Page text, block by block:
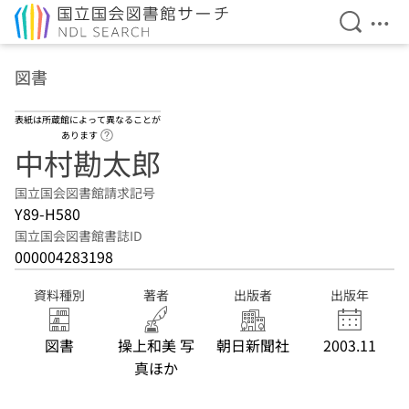
検索を
メ
図書
表紙は所蔵館によって異なることが
あります
中村勘太郎
国立国会図書館請求記号
Y89-H580
国立国会図書館書誌ID
000004283198
資料種別
図書
著者
操上和美 写
真ほか
出版者
朝日新聞社
出版年
2003.11